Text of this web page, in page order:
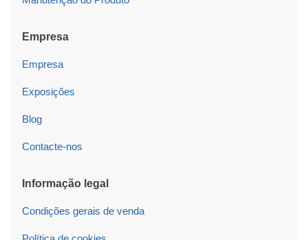
Empresa
Empresa
Exposições
Blog
Contacte-nos
Informação legal
Condições gerais de venda